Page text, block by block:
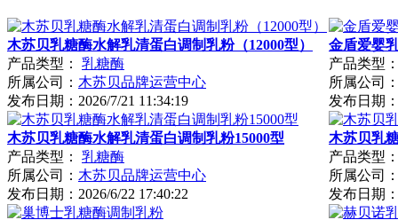
木苏贝乳糖酶水解乳清蛋白调制乳粉（12000型）
产品类型：
乳糖酶
所属公司： 木苏贝品牌运营中心
发布日期： 2026/7/21 11:34:19
金盾爱婴
产品类型
所属公司
发布日期
木苏贝乳糖酶水解乳清蛋白调制乳粉15000型
产品类型：
乳糖酶
所属公司： 木苏贝品牌运营中心
发布日期： 2026/6/22 17:40:22
木苏贝乳
产品类型
所属公司
发布日期